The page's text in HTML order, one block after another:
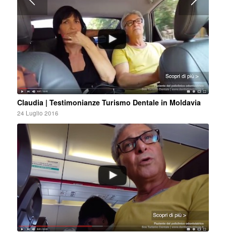
Claudia | Testimonianze Turismo Dentale in Moldavia
24 Luglio 2016